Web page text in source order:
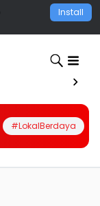
Install
#LokalBerdaya